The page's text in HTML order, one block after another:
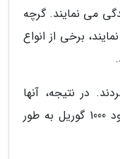
می نمایند. گرچه
برخی از انواع
در نتیجه، آنها
بسیار نادر شده اند و امروزه تنها حدود 1000 گوریل به طور